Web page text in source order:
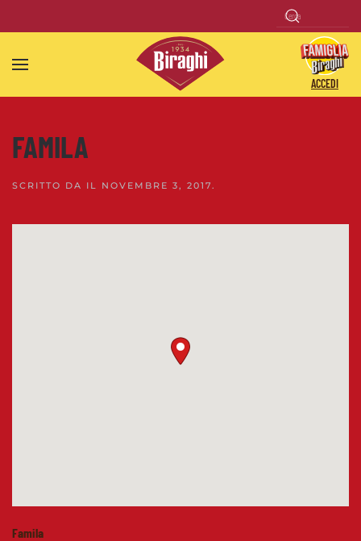
Skip to main content
ACCEDI
FAMILA
SCRITTO DA IL NOVEMBRE 3, 2017.
Famila